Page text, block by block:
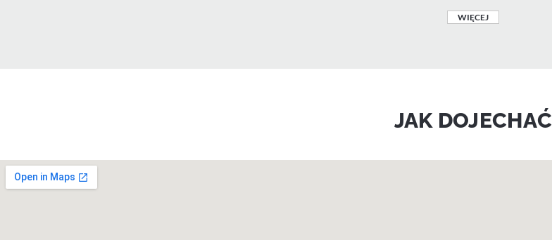
WIĘCEJ
JAK DOJECHAĆ